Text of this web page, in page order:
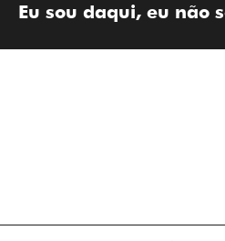
Eu sou daqui, eu não